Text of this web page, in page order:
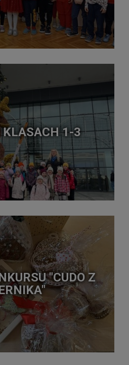
KLASACH 1-3
"CUDO Z